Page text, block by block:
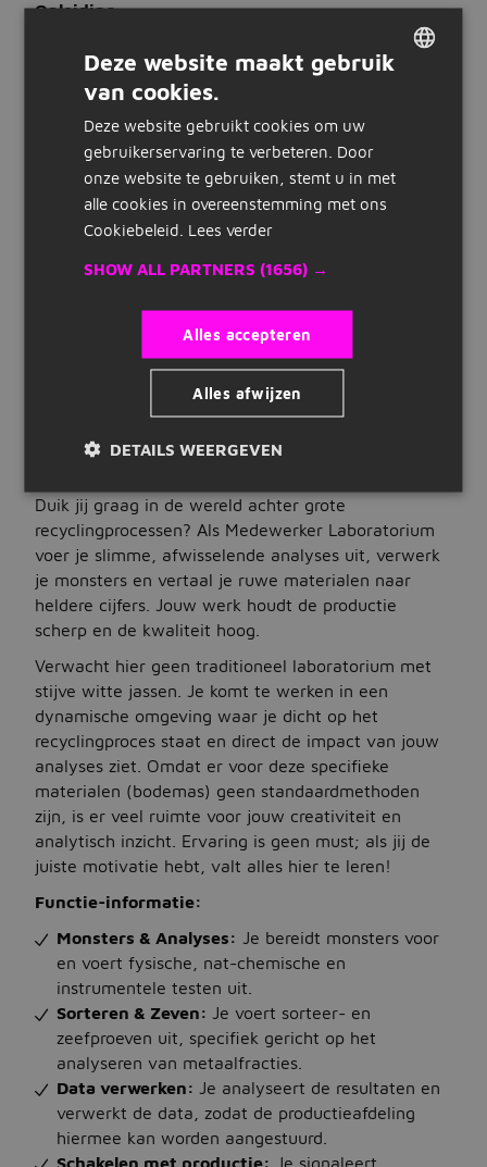
Opleiding
Ervaring
Voor deze functie is er geen minimale
Bij voorkeur beheers je Nederlands
WAT WIJ BIEDEN
€ 3.030 tot € 3.925 per maand
Duik jij graag in de wereld achter grote
recyclingprocessen? Als Medewerker Laboratorium
voer je slimme, afwisselende analyses uit, verwerk
je monsters en vertaal je ruwe materialen naar
heldere cijfers. Jouw werk houdt de productie
scherp en de kwaliteit hoog.
Verwacht hier geen traditioneel laboratorium met
stijve witte jassen. Je komt te werken in een
dynamische omgeving waar je dicht op het
recyclingproces staat en direct de impact van jouw
analyses ziet. Omdat er voor deze specifieke
materialen (bodemas) geen standaardmethoden
zijn, is er veel ruimte voor jouw creativiteit en
analytisch inzicht. Ervaring is geen must; als jij de
juiste motivatie hebt, valt alles hier te leren!
Functie-informatie:
Monsters & Analyses: Je bereidt monsters voor
en voert fysische, nat-chemische en
instrumentele testen uit.
Sorteren & Zeven: Je voert sorteer- en
zeefproeven uit, specifiek gericht op het
analyseren van metaalfracties.
Data verwerken: Je analyseert de resultaten en
verwerkt de data, zodat de productieafdeling
hiermee kan worden aangestuurd.
Schakelen met productie:
Je signaleert
Snelle links
Inschrijven
Vacatures
Vacatures zoeken
Vacatures per locatie
Vacatures per beroepsgroep
Vacatures per dienstverband
Vacatures per opleidingsniveau
Jobbird
Kies een andere regio
Jobs Deutschland
Jobs United Kingdom
Jobs at Jobbird.com
Vacatures plaatsen
Deze website maakt gebruik
van cookies.
Deze website gebruikt cookies om uw
gebruikerservaring te verbeteren. Door
onze website te gebruiken, stemt u in met
alle cookies in overeenstemming met ons
Cookiebeleid. Lees verder
SHOW ALL PARTNERS (1656) →
Alles accepteren
Alles afwijzen
DETAILS WEERGEVEN